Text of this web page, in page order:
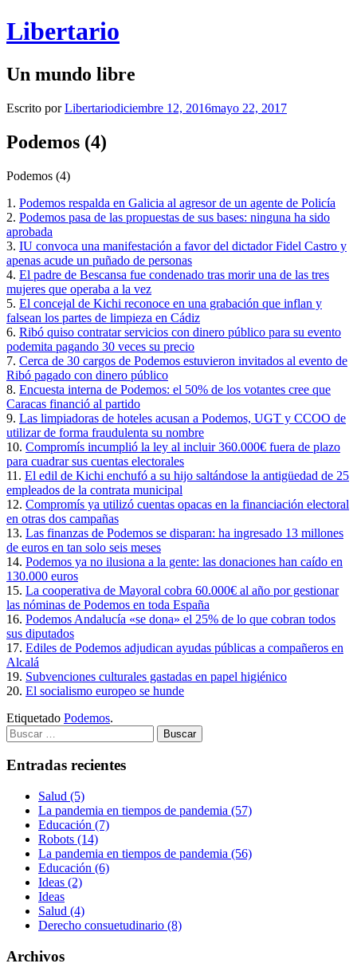
Saltar
al
Libertario
Un mundo libre
Escrito porLibertariodiciembre 12, 2016mayo 22, 2017
Podemos (4)
Podemos (4)
1. Podemos respalda en Galicia al agresor de un agente de Policía
2. Podemos pasa de las propuestas de sus bases: ninguna ha sido
aprobada
3. IU convoca una manifestación a favor del dictador Fidel Castro y
apenas acude un puñado de personas
4. El padre de Bescansa fue condenado tras morir una de las tres
mujeres que operaba a la vez
5. El concejal de Kichi reconoce en una grabación que inflan y
falsean los partes de limpieza en Cádiz
6. Ribó quiso contratar servicios con dinero público para su evento
podemita pagando 30 veces su precio
7. Cerca de 30 cargos de Podemos estuvieron invitados al evento de
Ribó pagado con dinero público
8. Encuesta interna de Podemos: el 50% de los votantes cree que
Caracas financió al partido
9. Las limpiadoras de hoteles acusan a Podemos, UGT y CCOO de
utilizar de forma fraudulenta su nombre
10. Compromís incumplió la ley al incluir 360.000€ fuera de plazo
para cuadrar sus cuentas electorales
11. El edil de Kichi enchufó a su hijo saltándose la antigüedad de 25
empleados de la contrata municipal
12. Compromís ya utilizó cuentas opacas en la financiación electoral
en otras dos campañas
13. Las finanzas de Podemos se disparan: ha ingresado 13 millones
de euros en tan solo seis meses
14. Podemos ya no ilusiona a la gente: las donaciones han caído en
130.000 euros
15. La cooperativa de Mayoral cobra 60.000€ al año por gestionar
las nóminas de Podemos en toda España
16. Podemos Andalucía «se dona» el 25% de lo que cobran todos
sus diputados
17. Ediles de Podemos adjudican ayudas públicas a compañeros en
Alcalá
19. Subvenciones culturales gastadas en papel higiénico
20. El socialismo europeo se hunde
Etiquetado Podemos.
Buscar:
Entradas recientes
Salud (5)
La pandemia en tiempos de pandemia (57)
Educación (7)
Robots (14)
La pandemia en tiempos de pandemia (56)
Educación (6)
Ideas (2)
Ideas
Salud (4)
Derecho consuetudinario (8)
Archivos